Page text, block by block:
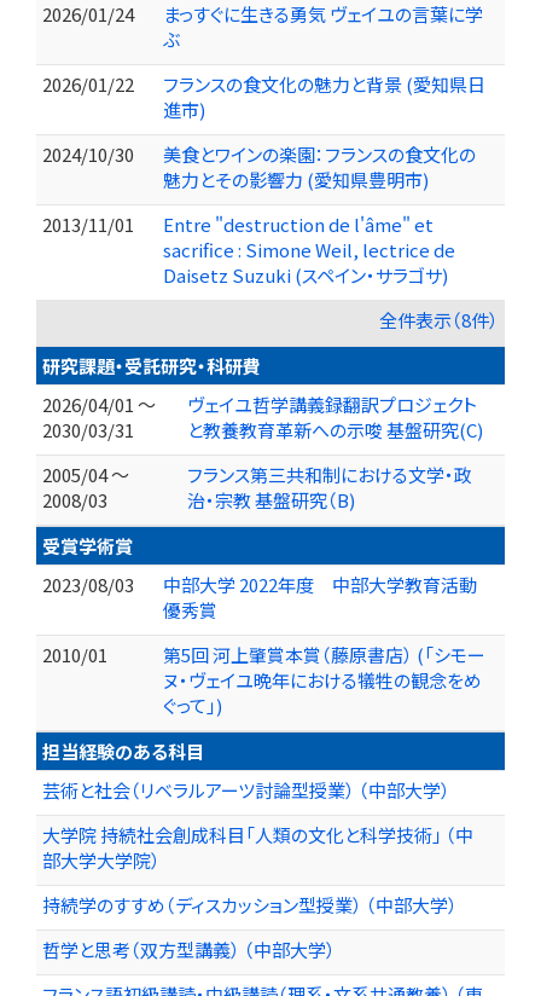
2026/01/24
まっすぐに生きる勇気 ヴェイユの言葉に学
ぶ
2026/01/22
フランスの食文化の魅力と背景 (愛知県日
進市)
2024/10/30
美食とワインの楽園：フランスの食文化の
魅力とその影響力 (愛知県豊明市)
2013/11/01
Entre "destruction de l'âme" et
sacrifice : Simone Weil, lectrice de
Daisetz Suzuki (スペイン・サラゴサ)
全件表示（8件）
研究課題・受託研究・科研費
2026/04/01 ～
2030/03/31
ヴェイユ哲学講義録翻訳プロジェクト
と教養教育革新への示唆 基盤研究(C)
2005/04 ～
2008/03
フランス第三共和制における文学・政
治・宗教 基盤研究（B)
受賞学術賞
2023/08/03
中部大学 2022年度 中部大学教育活動
優秀賞
2010/01
第5回 河上肇賞本賞（藤原書店） (「シモー
ヌ・ヴェイユ晩年における犠牲の観念をめ
ぐって」)
担当経験のある科目
芸術と社会（リベラルアーツ討論型授業） （中部大学）
大学院 持続社会創成科目「人類の文化と科学技術」 （中
部大学大学院）
持続学のすすめ（ディスカッション型授業） （中部大学）
哲学と思考（双方型講義） （中部大学）